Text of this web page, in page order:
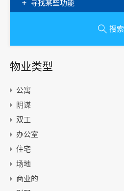
寻找某些功能
搜索
物业类型
公寓
阴谋
双工
办公室
住宅
场地
商业的